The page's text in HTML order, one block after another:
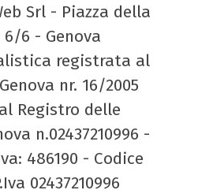
Srl - Piazza della
6 - Genova
registrata al
nr. 16/2005
Registro delle
n.02437210996 -
486190 - Codice
02437210996